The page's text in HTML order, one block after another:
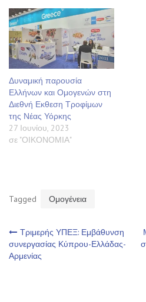
Δυναμική παρουσία
Ελλήνων και Ομογενών στη
Διεθνή Εκθεση Τροφίμων
της Νέας Υόρκης
27 Ιουνίου, 2023
σε "ΟΙΚΟΝΟΜΙΑ"
Tagged Ομογένεια
Πλοήγηση
άρθρων
Τριμερής ΥΠΕΞ: Εμβάθυνση
συνεργασίας Κύπρου-Ελλάδας-
Αρμενίας